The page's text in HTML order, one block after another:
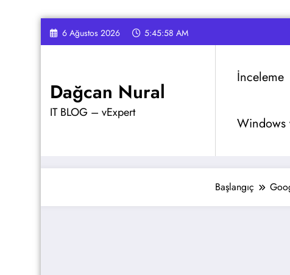
İçeriğe
atla
6 Ağustos 2026 5:45:59 AM
Dağcan Nural
IT BLOG – vExpert
İnceleme
Windows
Başlangıç